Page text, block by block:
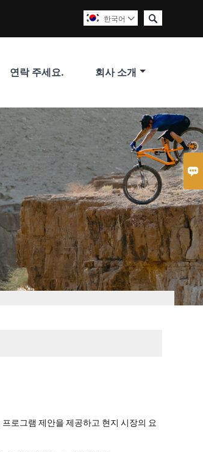


한국어 
연락 주세요. 회사 소개
로그램 제안을 제공하고 현지 시장의 요